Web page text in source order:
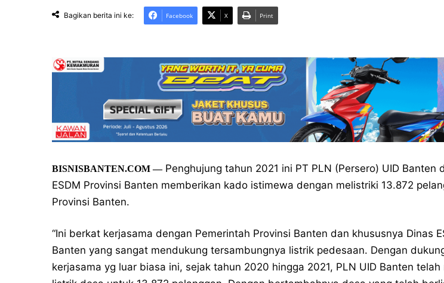
Bagikan berita ini ke: Facebook X Print
BISNISBANTEN.COM —Penghujung tahun 2021 ini PT PLN (Persero) UID Banten
ESDM Provinsi Banten memberikan kado istimewa dengan melistriki 13.872
Provinsi Banten.
“Ini berkat kerjasama dengan Pemerintah Provinsi Banten dan khususnya Dinas
Banten yang sangat mendukung tersambungnya listrik pedesaan. Dengan
kerjasama yg luar biasa ini, sejak tahun 2020 hingga 2021, PLN UID Banten